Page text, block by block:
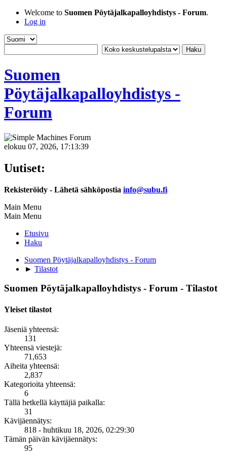
Welcome to Suomen Pöytäjalkapalloyhdistys - Forum.
Log in
Suomen
Pöytäjalkapalloyhdistys -
Forum
elokuu 07, 2026, 17:13:39
Uutiset:
Rekisteröidy - Lähetä sähköpostia info@subu.fi
Main Menu
Main Menu
Etusivu
Haku
Suomen Pöytäjalkapalloyhdistys - Forum
► Tilastot
Suomen Pöytäjalkapalloyhdistys - Forum - Tilastot
Yleiset tilastot
Jäseniä yhteensä:
131
Yhteensä viestejä:
71,653
Aiheita yhteensä:
2,837
Kategorioita yhteensä:
6
Tällä hetkellä käyttäjiä paikalla:
31
Kävijäennätys:
818 - huhtikuu 18, 2026, 02:29:30
Tämän päivän kävijäennätys:
95